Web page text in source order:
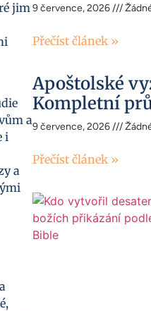
jim
a
i
a
9 července, 2026
Přečíst článek »
Apoštolské
Kompletní
9 července, 2026
Přečíst článek »